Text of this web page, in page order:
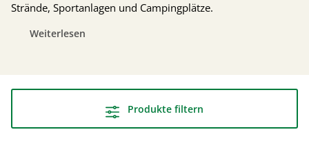
Strände, Sportanlagen und Campingplätze.
Weiterlesen
Produkte filtern